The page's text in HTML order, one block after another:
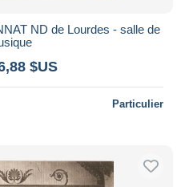
ND de Lourdes - salle de
$US
Particulier